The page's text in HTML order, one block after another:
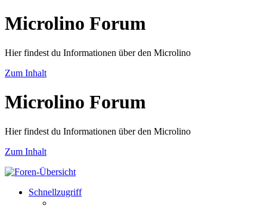
Microlino Forum
Hier findest du Informationen über den Microlino
Zum Inhalt
Microlino Forum
Hier findest du Informationen über den Microlino
Zum Inhalt
Schnellzugriff